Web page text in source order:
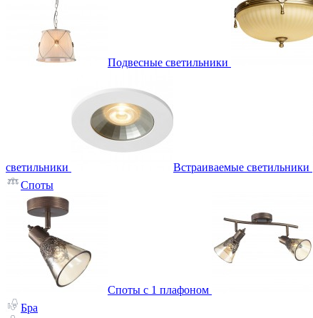
Подвесные светильники
светильники Встраиваемые светильники
Споты
Споты с 1 плафоном
Бра